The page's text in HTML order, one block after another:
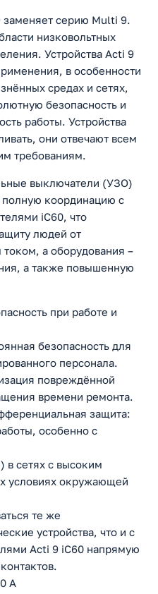
заменяет серию Multi 9.
низковольтных
Устройства Acti 9
в особенности
средах и сетях,
безопасность и
работы. Устройства
они отвечают всем
требованиям.
выключатели (УЗО)
координацию с
iC60, что
людей от
а оборудования –
а также повышенную
при работе и
безопасность для
персонала.
повреждённой
времени ремонта.
защита:
особенно с
в сетях с высоким
условиях окружающей
те же
устройства, что и с
Acti 9 iC60 напрямую
A